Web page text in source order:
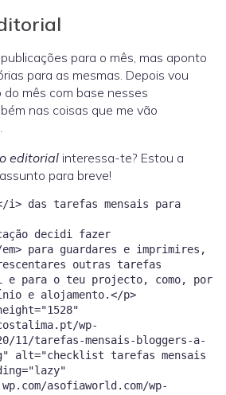
para o mês, mas aponto
para as mesmas. Depois vou
mês com base nesses
nas coisas que me vão
editorial interessa-te? Estou a
para breve!
i> das tarefas mensais para
decidi fazer
em> para guardares e imprimires,
outras tarefas
e para o teu projecto, como, por
e alojamento.</p>
wp-
11/tarefas-mensais-bloggers-a-
alt="checklist tarefas mensais
asofiaworld.com/wp-